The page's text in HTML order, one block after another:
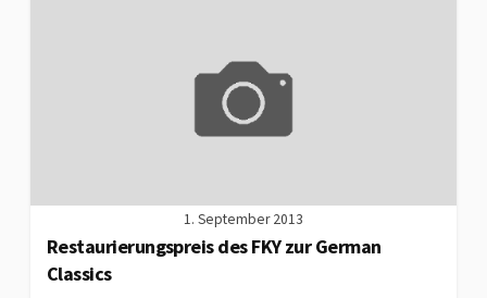
1. September 2013
Restaurierungspreis des FKY zur German
Classics